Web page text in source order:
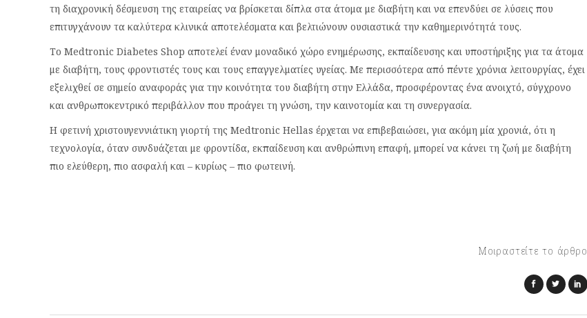
τη διαχρονική δέσμευση της εταιρείας να βρίσκεται δίπλα στα άτομα με διαβήτη και να επενδύει σε λύσεις που
επιτυγχάνουν τα καλύτερα κλινικά αποτελέσματα και βελτιώνουν ουσιαστικά την καθημερινότητά τους.
Το Medtronic Diabetes Shop αποτελεί έναν μοναδικό χώρο ενημέρωσης, εκπαίδευσης και υποστήριξης για τα άτομα
με διαβήτη, τους φροντιστές τους και τους επαγγελματίες υγείας. Με περισσότερα από πέντε χρόνια λειτουργίας, έχει
εξελιχθεί σε σημείο αναφοράς για την κοινότητα του διαβήτη στην Ελλάδα, προσφέροντας ένα ανοιχτό, σύγχρονο
και ανθρωποκεντρικό περιβάλλον που προάγει τη γνώση, την καινοτομία και τη συνεργασία.
Η φετινή χριστουγεννιάτικη γιορτή της Medtronic Hellas έρχεται να επιβεβαιώσει, για ακόμη μία χρονιά, ότι η
τεχνολογία, όταν συνδυάζεται με φροντίδα, εκπαίδευση και ανθρώπινη επαφή, μπορεί να κάνει τη ζωή με διαβήτη
πιο ελεύθερη, πιο ασφαλή και – κυρίως – πιο φωτεινή.
Μοιραστείτε το άρθρο